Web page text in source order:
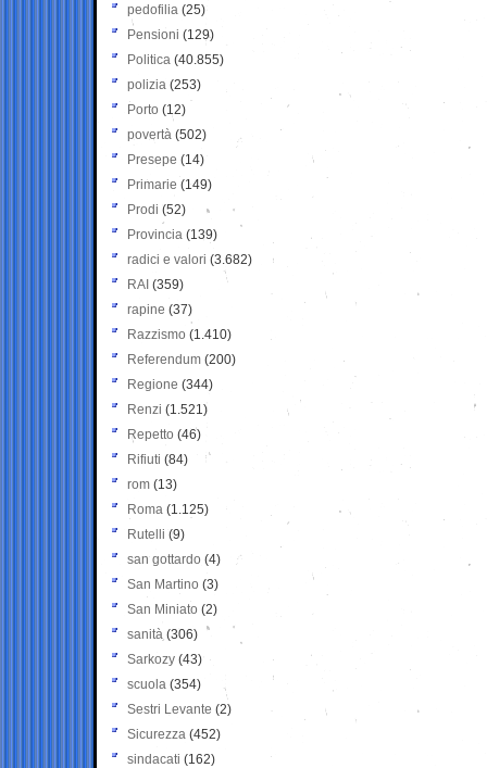
pedofilia (25)
Pensioni (129)
Politica (40.855)
polizia (253)
Porto (12)
povertà (502)
Presepe (14)
Primarie (149)
Prodi (52)
Provincia (139)
radici e valori (3.682)
RAI (359)
rapine (37)
Razzismo (1.410)
Referendum (200)
Regione (344)
Renzi (1.521)
Repetto (46)
Rifiuti (84)
rom (13)
Roma (1.125)
Rutelli (9)
san gottardo (4)
San Martino (3)
San Miniato (2)
sanità (306)
Sarkozy (43)
scuola (354)
Sestri Levante (2)
Sicurezza (452)
sindacati (162)